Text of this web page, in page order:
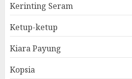
Kerinting Seram
Ketup-ketup
Kiara Payung
Kopsia